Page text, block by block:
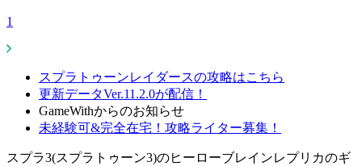
1
スプラトゥーンレイダースの攻略はこちら
更新データVer.11.2.0が配信！
GameWithからのお知らせ
未経験可&完全在宅！攻略ライター募集！
スプラ3(スプラトゥーン3)のヒーローブレインレプリカのギ